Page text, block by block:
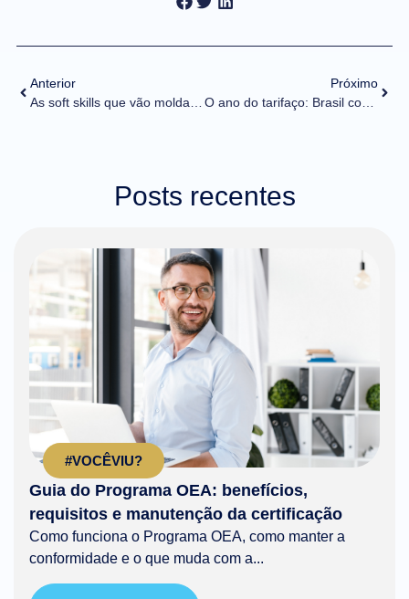
Anterior
Próximo
O ano do tarifaço: Brasil conseguiu reversão, mas prejuízo chegou a US$ 1,5 bi
Posts recentes
#VOCÊVIU?
Guia do Programa OEA: benefícios,
requisitos e manutenção da certificação
Como funciona o Programa OEA, como manter a
conformidade e o que muda com a...